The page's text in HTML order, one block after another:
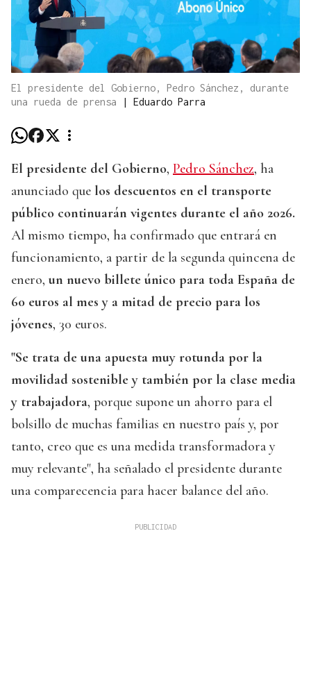
El presidente del Gobierno, Pedro Sánchez, durante
una rueda de prensa
| Eduardo Parra
El presidente del Gobierno, Pedro Sánchez, ha
anunciado que los descuentos en el transporte
público continuarán vigentes durante el año 2026.
Al mismo tiempo, ha confirmado que entrará en
funcionamiento, a partir de la segunda quincena de
enero, un nuevo billete único para toda España de
60 euros al mes y a mitad de precio para los
jóvenes, 30 euros.
"Se trata de una apuesta muy rotunda por la
movilidad sostenible y también por la clase media
y trabajadora, porque supone un ahorro para el
bolsillo de muchas familias en nuestro país y, por
tanto, creo que es una medida transformadora y
muy relevante", ha señalado el presidente durante
una comparecencia para hacer balance del año.